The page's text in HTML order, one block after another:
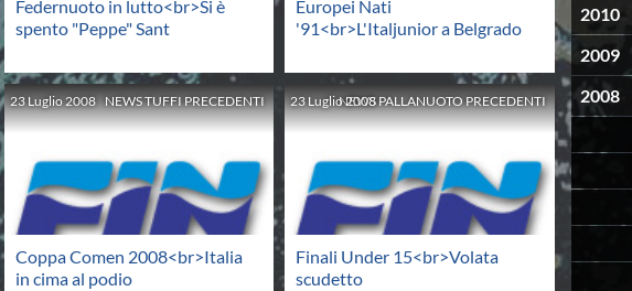
Federnuoto in lutto<br>Si è
spento "Peppe" Sant
Europei Nati
'91<br>L'Italjunior a Belgrado
NEWS TUFFI PRECEDENTI
23 Luglio 2008
Coppa Comen 2008<br>Italia
in cima al podio
NEWS PALLANUOTO PRECEDENTI
23 Luglio2008
Finali Under 15<br>Volata
scudetto
2010
2009
2008